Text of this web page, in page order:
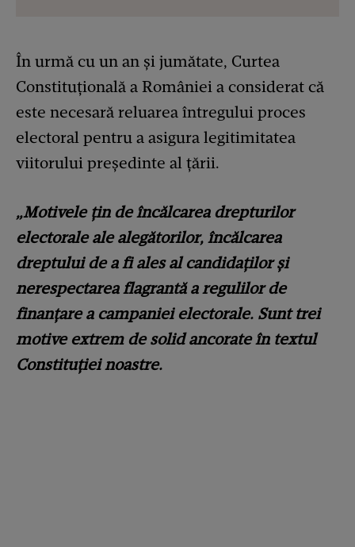
În urmă cu un an și jumătate, Curtea
Constituțională a României a considerat că
este necesară reluarea întregului proces
electoral pentru a asigura legitimitatea
viitorului președinte al țării.
„Motivele țin de încălcarea drepturilor
electorale ale alegătorilor, încălcarea
dreptului de a fi ales al candidaților și
nerespectarea flagrantă a regulilor de
finanțare a campaniei electorale. Sunt trei
motive extrem de solid ancorate în textul
Constituției noastre.